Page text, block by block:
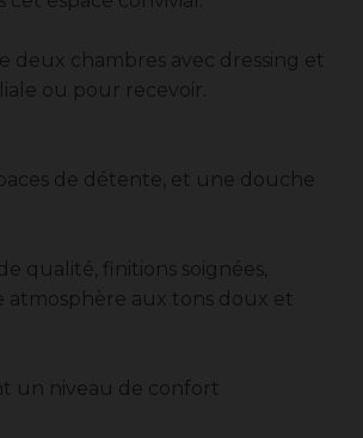
deux chambres avec dressing et
ou pour recevoir.
de détente, et une douche
qualité, finitions soignées,
atmosphère aux tons doux et
un niveau de confort